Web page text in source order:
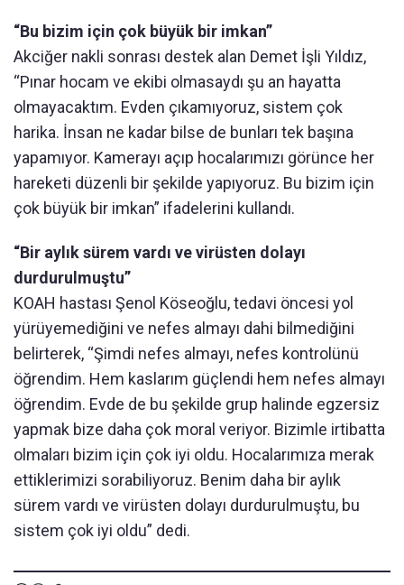
“Bu bizim için çok büyük bir imkan”
Akciğer nakli sonrası destek alan Demet İşli Yıldız,
“Pınar hocam ve ekibi olmasaydı şu an hayatta
olmayacaktım. Evden çıkamıyoruz, sistem çok
harika. İnsan ne kadar bilse de bunları tek başına
yapamıyor. Kamerayı açıp hocalarımızı görünce her
hareketi düzenli bir şekilde yapıyoruz. Bu bizim için
çok büyük bir imkan” ifadelerini kullandı.
“Bir aylık sürem vardı ve virüsten dolayı
durdurulmuştu”
KOAH hastası Şenol Köseoğlu, tedavi öncesi yol
yürüyemediğini ve nefes almayı dahi bilmediğini
belirterek, “Şimdi nefes almayı, nefes kontrolünü
öğrendim. Hem kaslarım güçlendi hem nefes almayı
öğrendim. Evde de bu şekilde grup halinde egzersiz
yapmak bize daha çok moral veriyor. Bizimle irtibatta
olmaları bizim için çok iyi oldu. Hocalarımıza merak
ettiklerimizi sorabiliyoruz. Benim daha bir aylık
sürem vardı ve virüsten dolayı durdurulmuştu, bu
sistem çok iyi oldu” dedi.